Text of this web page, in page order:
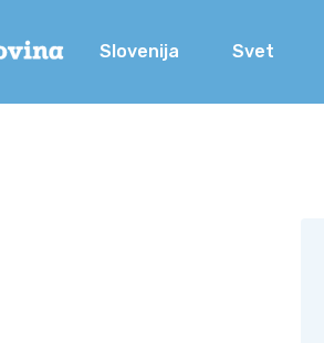
Slovenija Svet